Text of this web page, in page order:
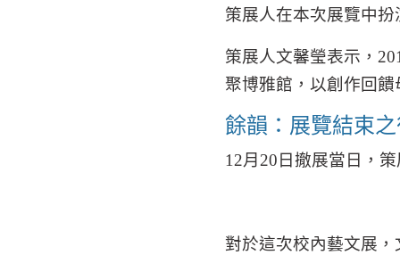
策展人在本次展覽中
策展人文馨瑩表示，
聚博雅館，以創作回
餘韻：展覽結束
12月 20 日撤展當日，
對於這次校內藝文展